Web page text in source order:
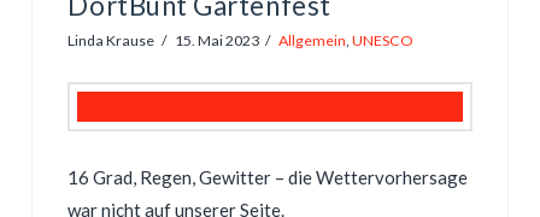
Linda Krause 15. Mai 2023 Allgemein UNESCO
16 Grad, Regen, Gewitter – die Wettervorhersage
war nicht auf unserer Seite.